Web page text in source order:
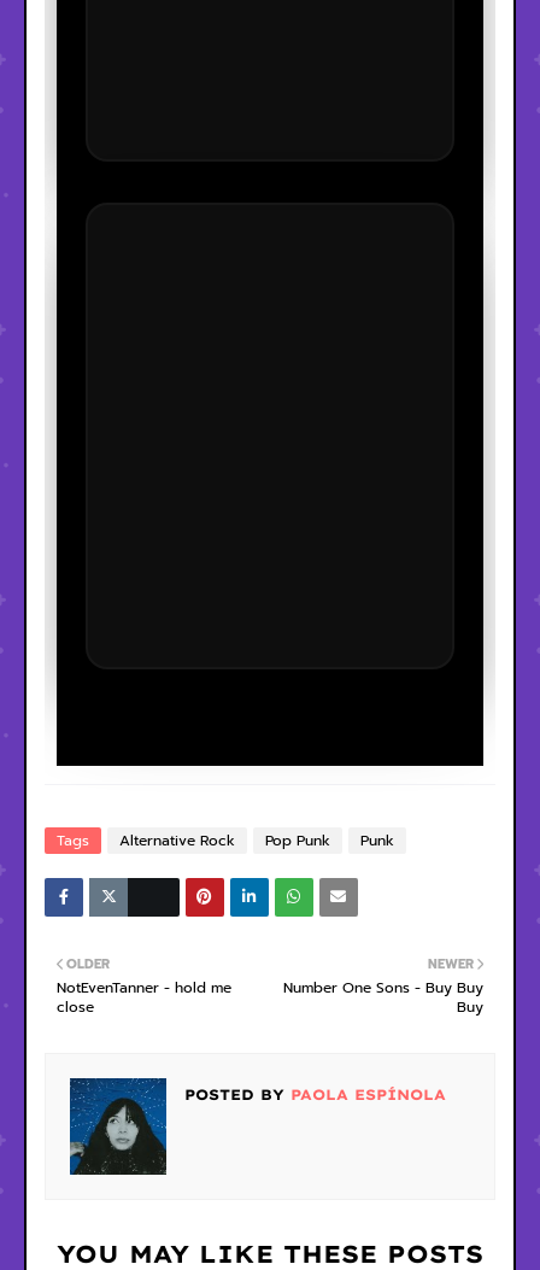
Tags Alternative Rock Pop Punk Punk
NEWER
Number One Sons - Buy Buy
Buy
OLDER
NotEvenTanner - hold me
close
POSTED BY PAOLA ESPÍNOLA
YOU MAY LIKE THESE POSTS